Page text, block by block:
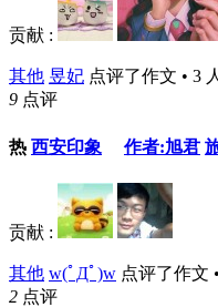
贡献 :
其他 昱妃 点评了作文 • 3
9 点评
热 西安印象 作者:旭君
贡献 :
其他 w(ﾟДﾟ)w 点评了作文
2 点评